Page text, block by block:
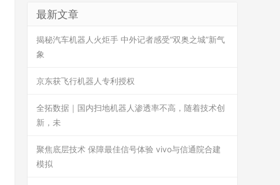
最新文章
揭秘汽车机器人火炬手 中外记者感受“双奥之城”新气
象
京东获飞行机器人专利授权
全拓数据｜国内扫地机器人渗透率不高，随着技术创
新，未
聚焦底层技术 保障最佳信号体验 vivo与信通院合建
模拟